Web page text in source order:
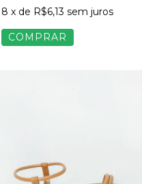
8 x de R$6,13 sem juros
COMPRAR